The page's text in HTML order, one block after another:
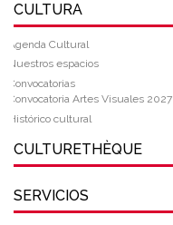
CULTURA
Agenda Cultural
Nuestros espacios
Convocatorias
Convocatoria Artes Visuales 2027
Histórico cultural
CULTURETHÈQUE
SERVICIOS